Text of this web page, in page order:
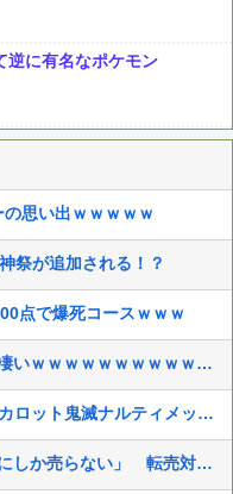
逆に有名なポケモン
思い出ｗｗｗｗｗ
祭が追加される！？
点で爆死コースｗｗｗ
【動画】ガチ勢同士のボンバーマン、凄いｗｗｗｗｗｗｗｗｗｗｗｗ
ぴろし社長ブチギレ「ジョジョASBカカロット鬼滅ナルティメット作ったのにジャンブ公式にブロックされたんだが⁉」
イオン、ポケモンカードは「小中学生にしか売らない」 転売対策の決断が「素晴らしい」